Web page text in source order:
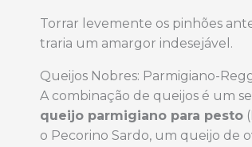
Torrar levemente os pinhões
traria um amargor indesejável.
Queijos Nobres: Parmigiano-
A combinação de queijos é um
queijo parmigiano para pesto
o Pecorino Sardo, um queijo de